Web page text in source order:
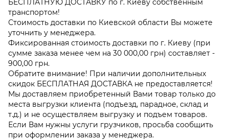
транспортом!
Стоимость доставки по Киевской области Вы можете
уточнить у менеджера.
Фиксированная стоимость доставки по г. Киеву (при
сумме заказа менее чем на 30 000,00 грн) составляет -
900,00 грн.
Обратите внимание! При наличии дополнительных
скидок БЕСПЛАТНАЯ ДОСТАВКА не предоставляется!
Мы доставляем приобретенный Вами товар только до
места выгрузки клиента (подъезд, парадное, склад и
т.д.) и не осуществляем выгрузку и подъем товаров.
Если Вам нужны услуги грузчиков, просьба сообщить
при оформлении заказа у менеджера.